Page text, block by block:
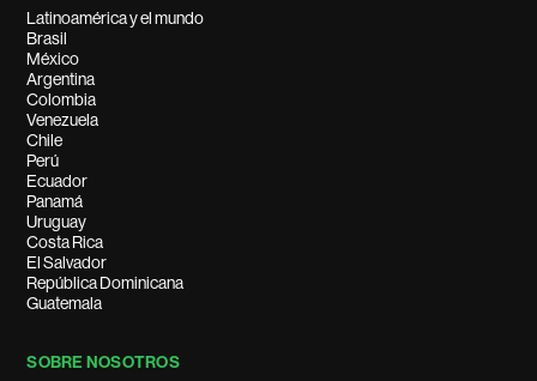
Latinoamérica y el mundo
Brasil
México
Argentina
Colombia
Venezuela
Chile
Perú
Ecuador
Panamá
Uruguay
Costa Rica
El Salvador
República Dominicana
Guatemala
SOBRE NOSOTROS